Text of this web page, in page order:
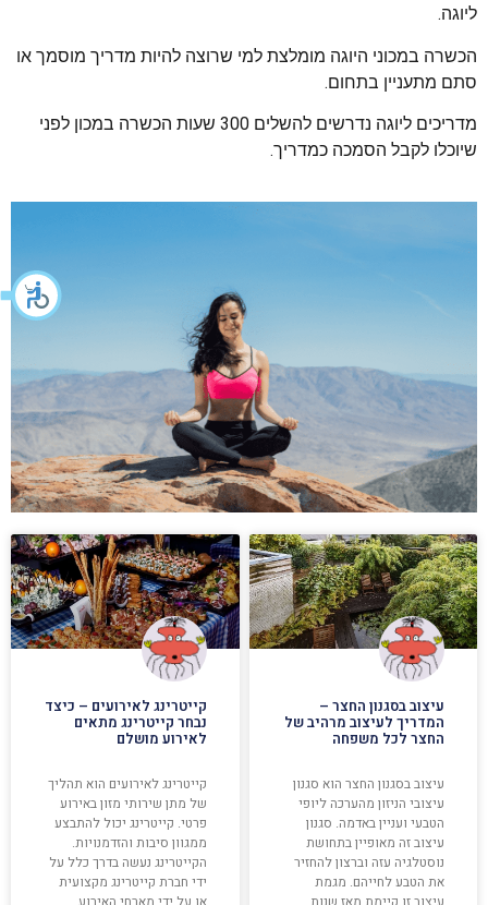
ליוגה.
הכשרה במכוני היוגה מומלצת למי שרוצה להיות מדריך מוסמך או
סתם מתעניין בתחום.
מדריכים ליוגה נדרשים להשלים 300 שעות הכשרה במכון לפני
שיוכלו לקבל הסמכה כמדריך.
עיצוב בסגנון החצר –
המדריך לעיצוב מרהיב של
החצר לכל משפחה
עיצוב בסגנון החצר הוא סגנון
עיצובי הניזון מהערכה ליופי
הטבעי ועניין באדמה. סגנון
עיצוב זה מאופיין בתחושת
נוסטלגיה עזה וברצון להחזיר
את הטבע לחייהם. מגמת
קייטרינג לאירועים – כיצד
נבחר קייטרינג מתאים
לאירוע מושלם
קייטרינג לאירועים הוא תהליך
של מתן שירותי מזון באירוע
פרטי. קייטרינג יכול להתבצע
ממגוון סיבות והזדמנויות.
הקייטרינג נעשה בדרך כלל על
ידי חברת קייטרינג מקצועית